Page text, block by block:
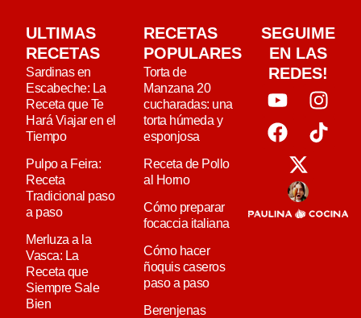
ULTIMAS
RECETAS
Sardinas en
Escabeche: La
Receta que Te
Hará Viajar en el
Tiempo
Pulpo a Feira:
Receta
Tradicional paso
a paso
Merluza a la
Vasca: La
Receta que
Siempre Sale
Bien
RECETAS
POPULARES
Torta de
Manzana 20
cucharadas: una
torta húmeda y
esponjosa
Receta de Pollo
al Horno
Cómo preparar
focaccia italiana
Cómo hacer
ñoquis caseros
paso a paso
Berenjenas
SEGUIME
EN LAS
REDES!